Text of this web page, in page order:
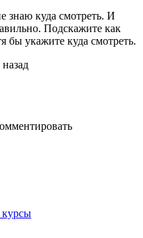
знаю куда смотреть. И
Подскажите как
бы укажите куда смотреть.
назад
курсы